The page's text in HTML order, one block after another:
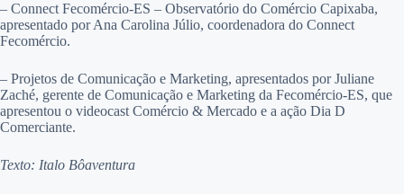
– Connect Fecomércio-ES – Observatório do Comércio Capixaba,
apresentado por Ana Carolina Júlio, coordenadora do Connect
Fecomércio.
– Projetos de Comunicação e Marketing, apresentados por Juliane
Zaché, gerente de Comunicação e Marketing da Fecomércio-ES, que
apresentou o videocast Comércio & Mercado e a ação Dia D
Comerciante.
Texto: Italo Bôaventura